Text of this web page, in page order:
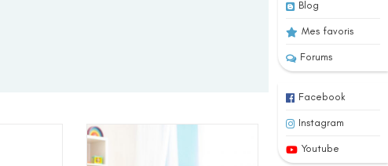
Blog
Mes favoris
Forums
Facebook
Instagram
Youtube